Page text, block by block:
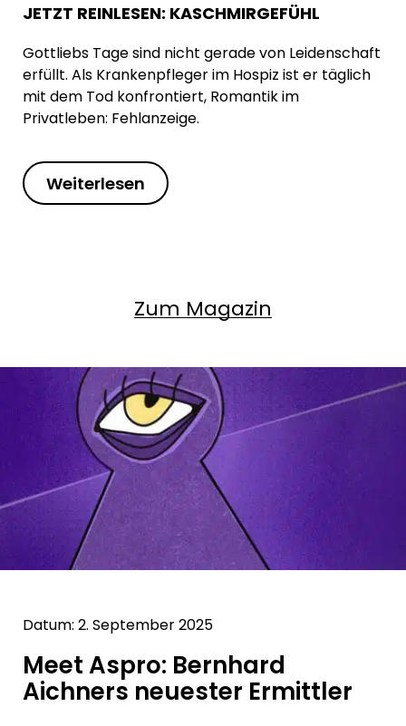
JETZT REINLESEN: KASCHMIRGEFÜHL
Gottliebs Tage sind nicht gerade von Leidenschaft
erfüllt. Als Krankenpfleger im Hospiz ist er täglich
mit dem Tod konfrontiert, Romantik im
Privatleben: Fehlanzeige.
Weiterlesen
Zum Magazin
Datum: 2. September 2025
Meet Aspro: Bernhard
Aichners neuester Ermittler